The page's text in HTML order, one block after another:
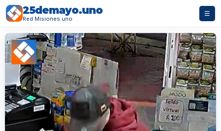
25demayo.uno
Red Misiones.uno
☰